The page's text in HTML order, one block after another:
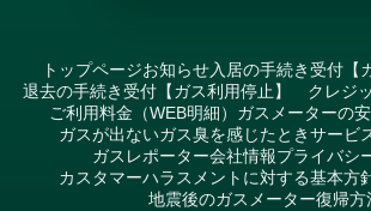
トップページお知らせ入居の手続き受付
退去の手続き受付【ガス利用停止】 クレジ
ご利用料金（WEB明細） ガスメーターの
ガスが出ないガス臭を感じたときサービ
ガスレポーター会社情報プライバシ
カスタマーハラスメントに対する基本方
地震後のガスメーター復帰方